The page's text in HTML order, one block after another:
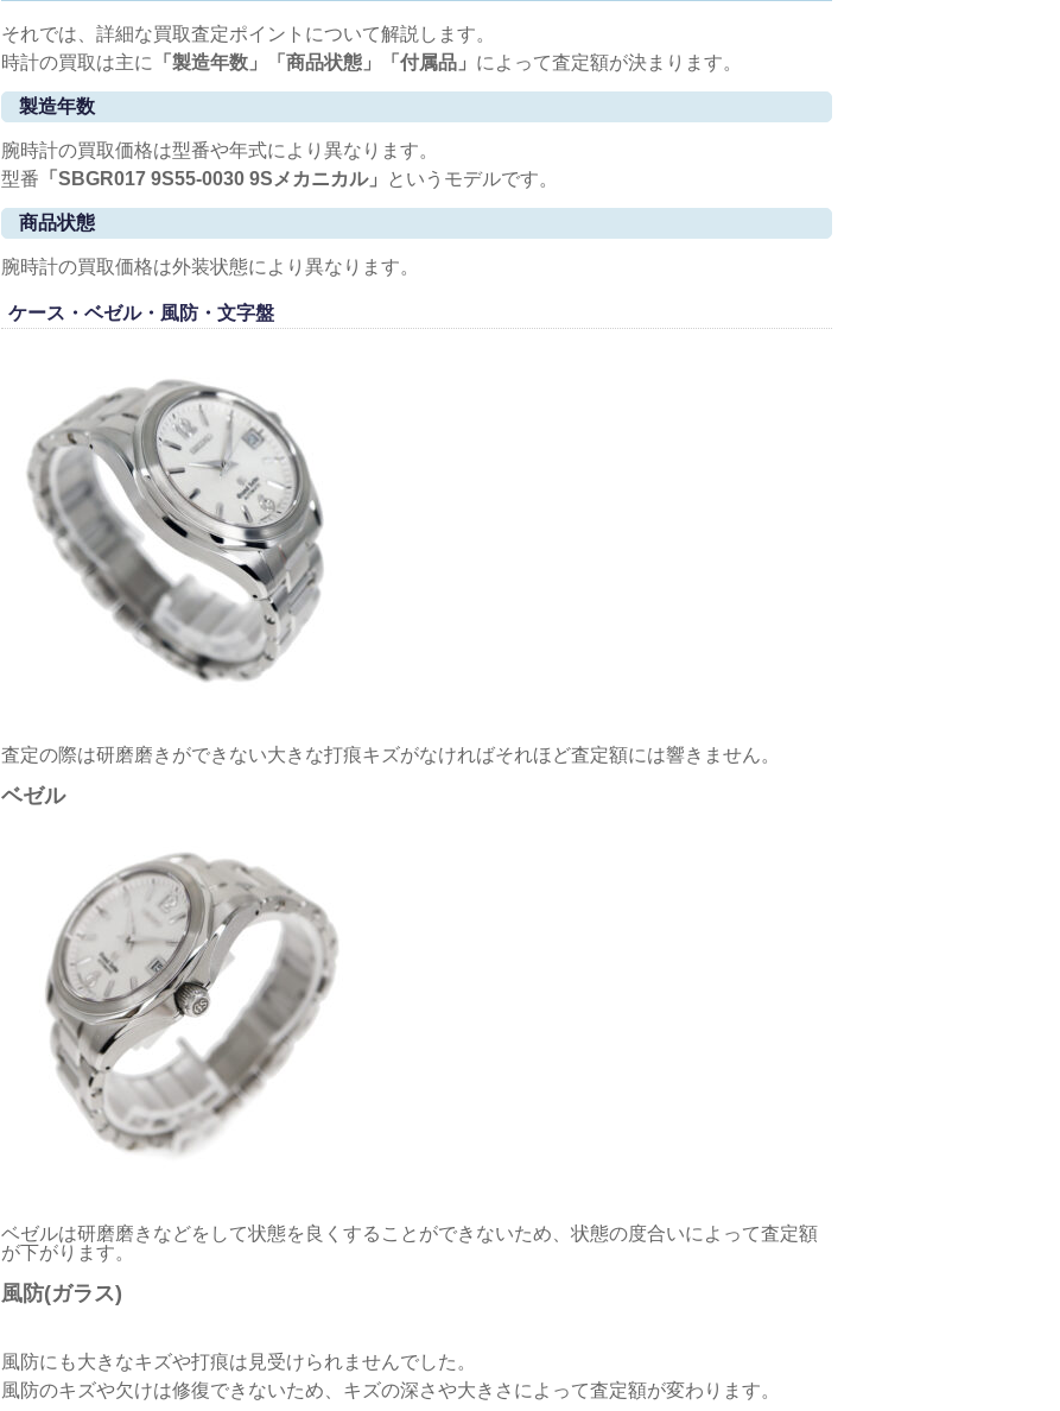
それでは、詳細な買取査定ポイントについて解説します。
時計の買取は主に
「製造年数」「商品状態」「付属品」 によって査定額が決まります。
製造年数
腕時計の買取価格は型番や年式により異なります。
型番 「SBGR017 9S55-0030 9Sメカニカル」 というモデルです。
商品状態
腕時計の買取価格は外装状態により異なります。
ケース・ベゼル・風防・文字盤
査定の際は研磨磨きができない大きな打痕キズがなければそれほど査定額には響きません。
ベゼル
ベゼルは研磨磨きなどをして状態を良くすることができないため、状態の度合いによって査定額
が下がります。
風防(ガラス)
風防にも大きなキズや打痕は見受けられませんでした。
風防のキズや欠けは修復できないため、キズの深さや大きさによって査定額が変わります。